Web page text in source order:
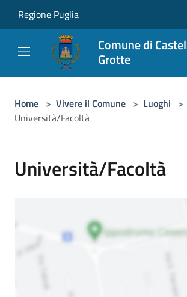
Regione Puglia
Comune di
Grotte
Home > Vivere il Comune > Luoghi >
Università/Facoltà
Università/Facoltà